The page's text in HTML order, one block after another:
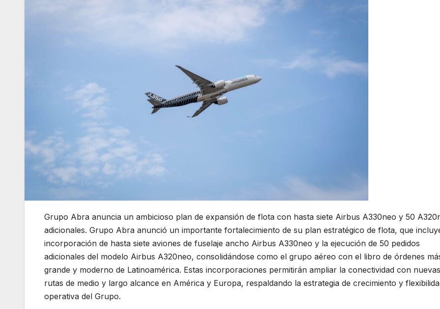
Grupo Abra anuncia un ambicioso plan de expansión de flota con hasta siete Airbus A330neo y 50
adicionales. Grupo Abra anunció un importante fortalecimiento de su plan estratégico de flota, que
incorporación de hasta siete aviones de fuselaje ancho Airbus A330neo y la ejecución de 50 pedidos
adicionales del modelo Airbus A320neo, consolidándose como el grupo aéreo con el libro de órdenes
grande y moderno de Latinoamérica. Estas incorporaciones permitirán ampliar la conectividad con nuevas
rutas de medio y largo alcance en América y Europa, respaldando la estrategia de crecimiento y
operativa del Grupo.